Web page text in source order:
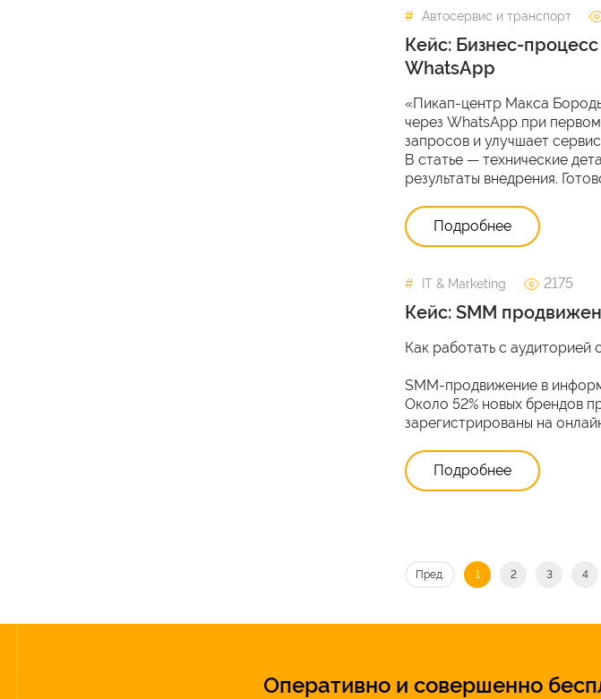
Автосервис и транспорт
Кейс: Бизнес-процесс
WhatsApp
«Пикап-центр Макса
через WhatsApp при
запросов и улучшает
В статье — технические
результаты внедрения.
Подробнее
IT & Marketing 2175
Кейс: SMM
Как работать с аудиторией
SMM-продвижение в
Около 52% новых брендов
зарегистрированы на
Подробнее
Пред. 1 2 3 4
Оперативно и совершенно